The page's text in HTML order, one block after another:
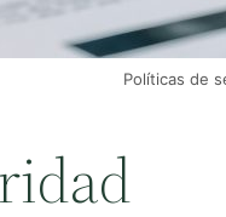
Políticas de